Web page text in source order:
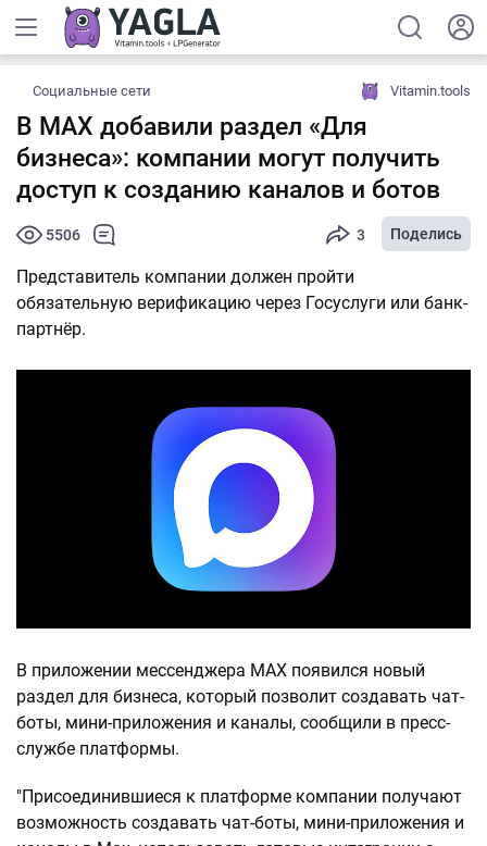
Социальные сети Vitamin.tools
В MАХ добавили раздел «Для
бизнеса»: компании могут получить
доступ к созданию каналов и ботов
5506 3 Поделись
Представитель компании должен пройти
обязательную верификацию через Госуслуги или банк-
партнёр.
В приложении мессенджера MАХ появился новый
раздел для бизнеса, который позволит создавать чат-
боты, мини-приложения и каналы, сообщили в пресс-
службе платформы.
"Присоединившиеся к платформе компании получают
возможность создавать чат-боты, мини-приложения и